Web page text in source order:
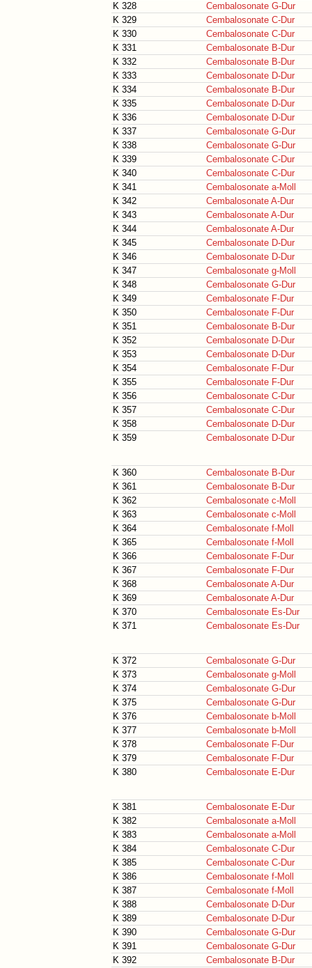
K 328
Cembalosonate G-Dur
K 329
Cembalosonate C-Dur
K 330
Cembalosonate C-Dur
K 331
Cembalosonate B-Dur
K 332
Cembalosonate B-Dur
K 333
Cembalosonate D-Dur
K 334
Cembalosonate B-Dur
K 335
Cembalosonate D-Dur
K 336
Cembalosonate D-Dur
K 337
Cembalosonate G-Dur
K 338
Cembalosonate G-Dur
K 339
Cembalosonate C-Dur
K 340
Cembalosonate C-Dur
K 341
Cembalosonate a-Moll
K 342
Cembalosonate A-Dur
K 343
Cembalosonate A-Dur
K 344
Cembalosonate A-Dur
K 345
Cembalosonate D-Dur
K 346
Cembalosonate D-Dur
K 347
Cembalosonate g-Moll
K 348
Cembalosonate G-Dur
K 349
Cembalosonate F-Dur
K 350
Cembalosonate F-Dur
K 351
Cembalosonate B-Dur
K 352
Cembalosonate D-Dur
K 353
Cembalosonate D-Dur
K 354
Cembalosonate F-Dur
K 355
Cembalosonate F-Dur
K 356
Cembalosonate C-Dur
K 357
Cembalosonate C-Dur
K 358
Cembalosonate D-Dur
K 359
Cembalosonate D-Dur
K 360
Cembalosonate B-Dur
K 361
Cembalosonate B-Dur
K 362
Cembalosonate c-Moll
K 363
Cembalosonate c-Moll
K 364
Cembalosonate f-Moll
K 365
Cembalosonate f-Moll
K 366
Cembalosonate F-Dur
K 367
Cembalosonate F-Dur
K 368
Cembalosonate A-Dur
K 369
Cembalosonate A-Dur
K 370
Cembalosonate Es-Dur
K 371
Cembalosonate Es-Dur
K 372
Cembalosonate G-Dur
K 373
Cembalosonate g-Moll
K 374
Cembalosonate G-Dur
K 375
Cembalosonate G-Dur
K 376
Cembalosonate b-Moll
K 377
Cembalosonate b-Moll
K 378
Cembalosonate F-Dur
K 379
Cembalosonate F-Dur
K 380
Cembalosonate E-Dur
K 381
Cembalosonate E-Dur
K 382
Cembalosonate a-Moll
K 383
Cembalosonate a-Moll
K 384
Cembalosonate C-Dur
K 385
Cembalosonate C-Dur
K 386
Cembalosonate f-Moll
K 387
Cembalosonate f-Moll
K 388
Cembalosonate D-Dur
K 389
Cembalosonate D-Dur
K 390
Cembalosonate G-Dur
K 391
Cembalosonate G-Dur
K 392
Cembalosonate B-Dur